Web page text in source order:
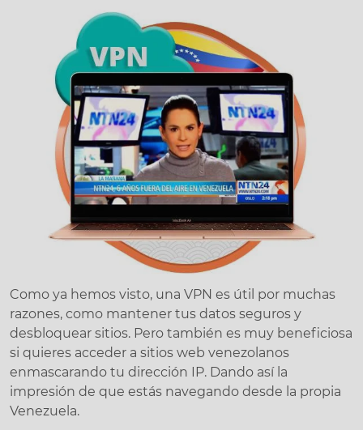
Como ya hemos visto, una VPN es útil por muchas
razones, como mantener tus datos seguros y
desbloquear sitios. Pero también es muy beneficiosa
si quieres acceder a sitios web venezolanos
enmascarando tu dirección IP. Dando así la
impresión de que estás navegando desde la propia
Venezuela.